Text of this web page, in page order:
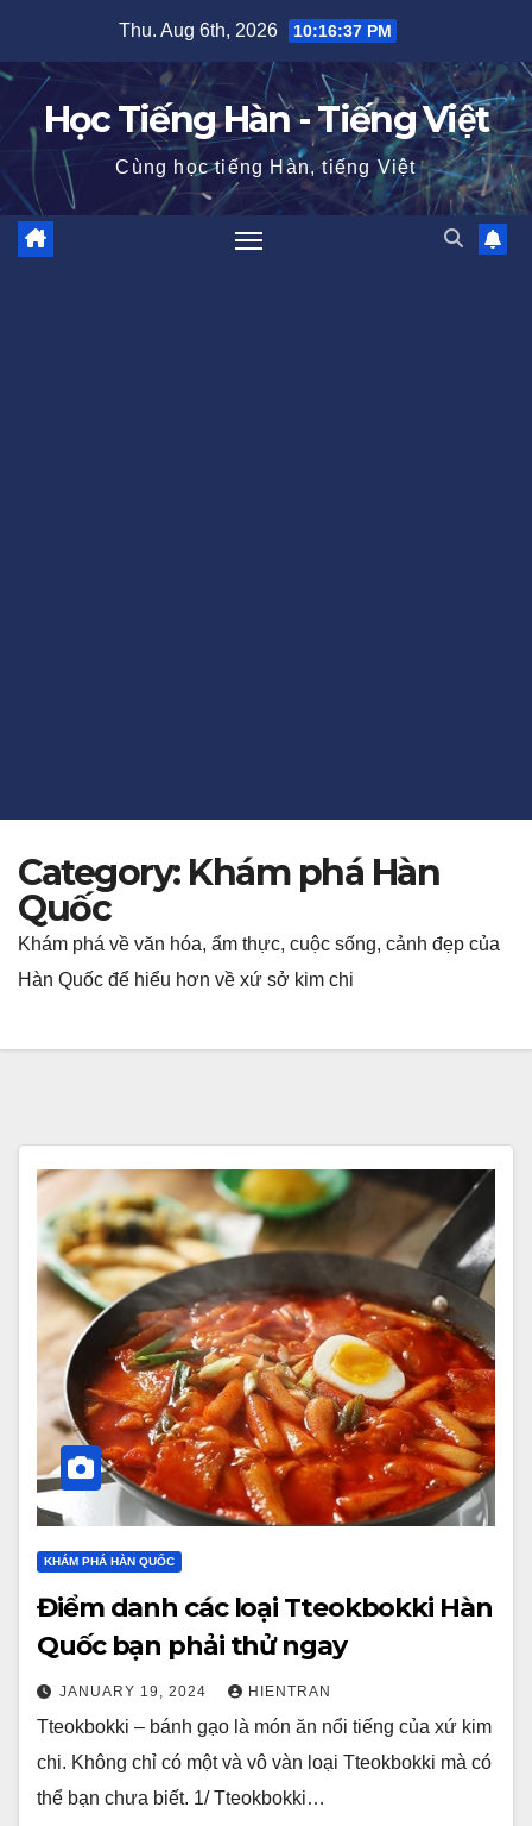
content
Thu. Aug 6th, 2026 10:16:39 PM
Học Tiếng Hàn - Tiếng Việt
Cùng học tiếng Hàn, tiếng Việt
Category: Khám phá Hàn
Quốc
Khám phá về văn hóa, ẩm thực, cuộc sống, cảnh đẹp của
Hàn Quốc để hiểu hơn về xứ sở kim chi
KHÁM PHÁ HÀN QUỐC
Điểm danh các loại Tteokbokki Hàn
Quốc bạn phải thử ngay
JANUARY 19, 2024 HIENTRAN
Tteokbokki – bánh gạo là món ăn nổi tiếng của xứ kim
chi. Không chỉ có một và vô vàn loại Tteokbokki mà có
thể bạn chưa biết. 1/ Tteokbokki…